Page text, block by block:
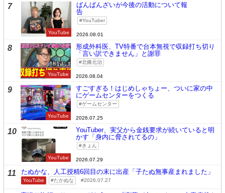
7
YouTube
ばんばんざいが今後の活動について報
告
YouTuber
2026.08.01
8
YouTube
形成外科医、TV特番で台本無視で収録打ち切り
「言い訳できません」と謝罪
北條元治
2026.08.04
9
YouTube
すごすぎる！はじめしゃちょー、ついに家の中
にゲームセンターをつくる
ゲームセンター
2026.07.25
10
YouTube
YouTuber、実父から金銭要求が続いていると明
かす「身内に脅されてるの」
きょん
2026.07.29
11 たぬかな、人工授精6回目の末に出産「子たぬ無事産まれました」
YouTube たかぬな 2026.07.27